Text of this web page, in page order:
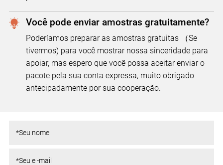
Você pode enviar amostras gratuitamente?
Poderíamos preparar as amostras gratuitas （Se
tivermos) para você mostrar nossa sinceridade para
apoiar, mas espero que você possa aceitar enviar o
pacote pela sua conta expressa, muito obrigado
antecipadamente por sua cooperação.